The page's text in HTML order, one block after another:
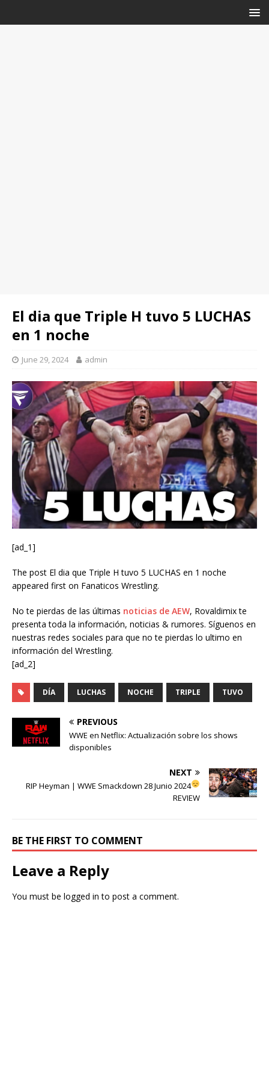
El dia que Triple H tuvo 5 LUCHAS
en 1 noche
June 29, 2024 admin
[ad_1]
The post El dia que Triple H tuvo 5 LUCHAS en 1 noche
appeared first on Fanaticos Wrestling.
No te pierdas de las últimas noticias de AEW, Rovaldimix te
presenta toda la información, noticias & rumores. Síguenos en
nuestras redes sociales para que no te pierdas lo ultimo en
información del Wrestling.
[ad_2]
DÍA LUCHAS NOCHE TRIPLE TUVO
PREVIOUS
WWE en Netflix: Actualización sobre los shows
disponibles
NEXT
RIP Heyman | WWE Smackdown 28 Junio 2024
REVIEW
BE THE FIRST TO COMMENT
Leave a Reply
You must be logged in to post a comment.